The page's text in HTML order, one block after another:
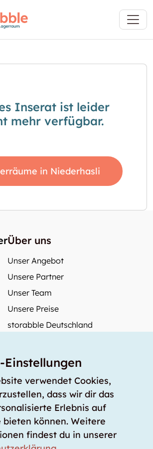
Inserat ist leider
mehr verfügbar.
in Niederhasli
Über uns
Unser Angebot
Unsere Partner
Unser Team
Unsere Preise
storabble Deutschland
Lagerraum sein?
Einstellungen
verwendet Cookies,
dass wir dir das
Erlebnis auf
bieten können. Weitere
findest du in unserer